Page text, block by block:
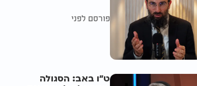
פורסם לפני
ט"ו באב: הסגולה